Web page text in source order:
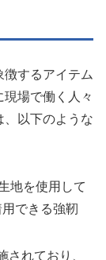
するアイテム
場で働く人々
、以下のような
地を使用して
できる強靭
されており、